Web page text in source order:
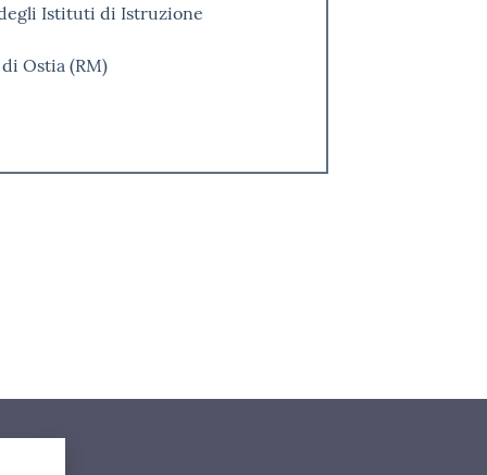
Istituti di Istruzione
Ostia (RM)